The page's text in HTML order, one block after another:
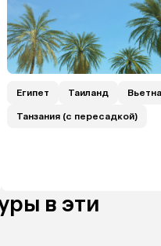
Египет Таиланд
Танзания (с пересадкой)
в эти